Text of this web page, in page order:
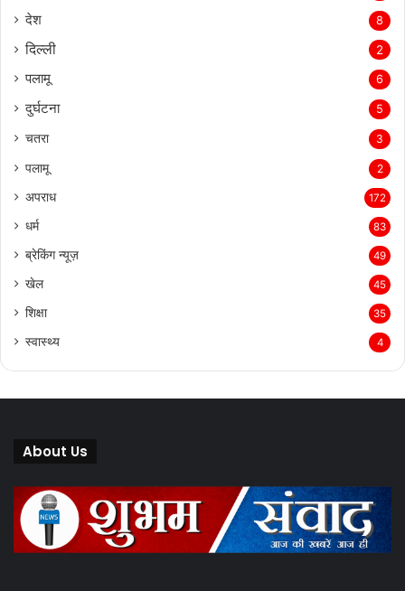
देश 8
दिल्‍ली 2
पलामू 6
दुर्घटना 5
चतरा 3
पलामू 2
अपराध 172
धर्म 83
ब्रेकिंग न्यूज़ 49
खेल 45
शिक्षा 35
स्वास्थ्य 4
About Us